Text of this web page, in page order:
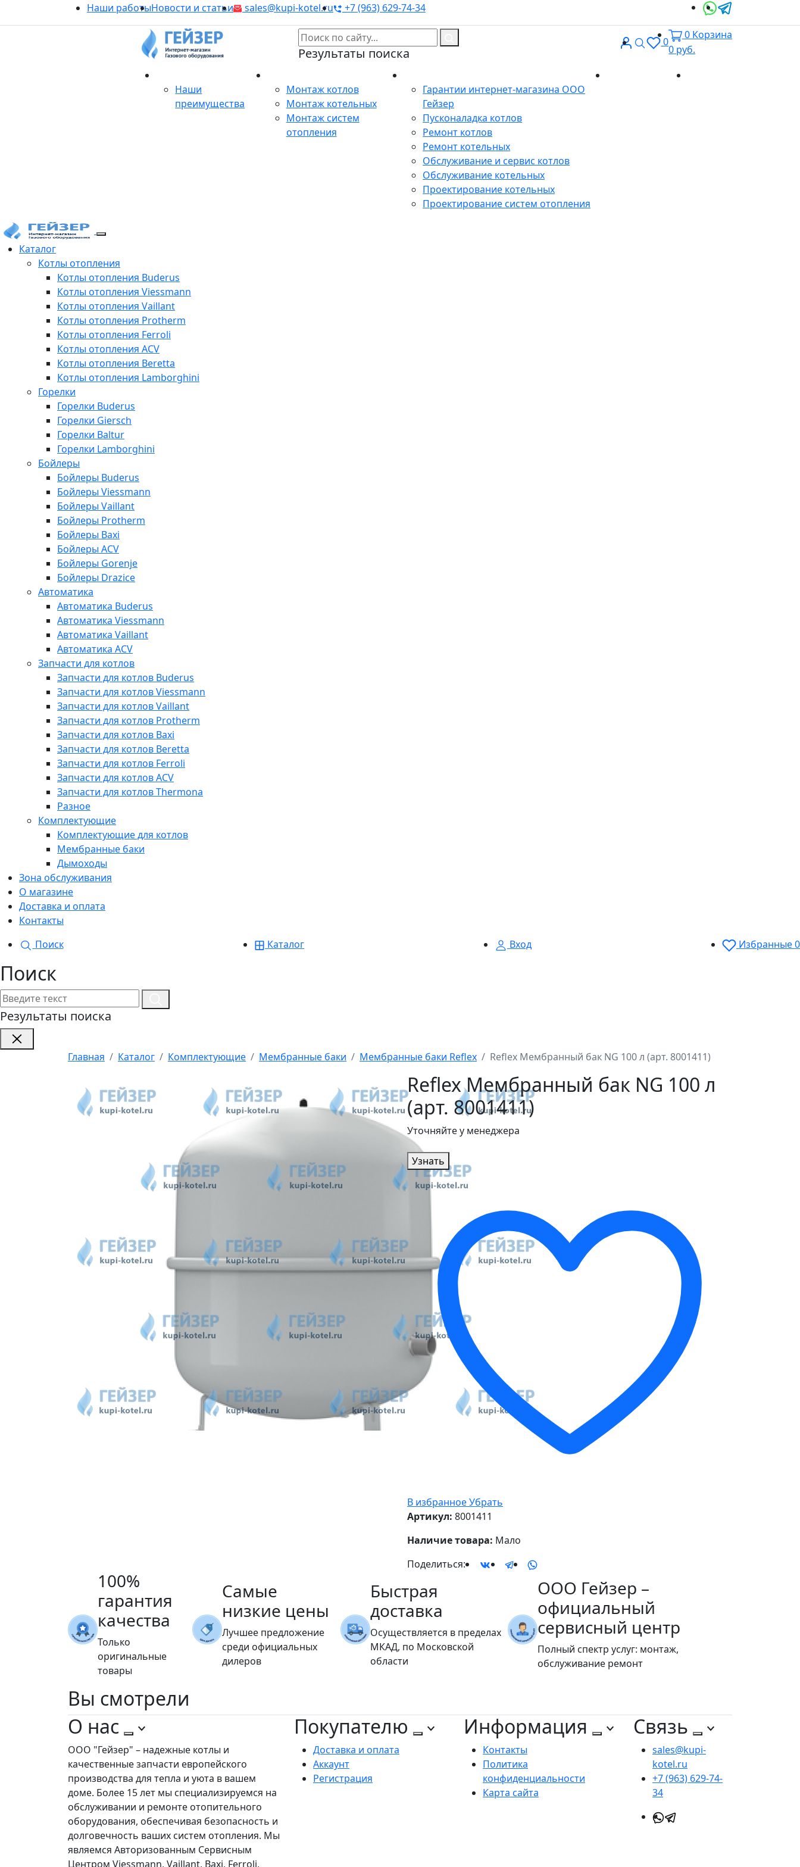
Наши работыНовости и статьи sales@kupi-kotel.ru +7 (963) 629-74-34
Результаты поиска
ВходПоиск
0
0 Корзина
0 руб.
Наши
преимущества
Монтаж котлов
Монтаж котельных
Монтаж систем
отопления
Гарантии интернет-магазина ООО
Гейзер
Пусконаладка котлов
Ремонт котлов
Ремонт котельных
Обслуживание и сервис котлов
Обслуживание котельных
Проектирование котельных
Проектирование систем отопления
Каталог
Котлы отопления
Котлы отопления Buderus
Котлы отопления Viessmann
Котлы отопления Vaillant
Котлы отопления Protherm
Котлы отопления Ferroli
Котлы отопления ACV
Котлы отопления Beretta
Котлы отопления Lamborghini
Горелки
Горелки Buderus
Горелки Giersch
Горелки Baltur
Горелки Lamborghini
Бойлеры
Бойлеры Buderus
Бойлеры Viessmann
Бойлеры Vaillant
Бойлеры Protherm
Бойлеры Baxi
Бойлеры ACV
Бойлеры Gorenje
Бойлеры Drazice
Автоматика
Автоматика Buderus
Автоматика Viessmann
Автоматика Vaillant
Автоматика ACV
Запчасти для котлов
Запчасти для котлов Buderus
Запчасти для котлов Viessmann
Запчасти для котлов Vaillant
Запчасти для котлов Protherm
Запчасти для котлов Baxi
Запчасти для котлов Beretta
Запчасти для котлов Ferroli
Запчасти для котлов ACV
Запчасти для котлов Thermona
Разное
Комплектующие
Комплектующие для котлов
Мембранные баки
Дымоходы
Зона обслуживания
О магазине
Доставка и оплата
Контакты
Поиск
Каталог Вход Избранные0
Поиск
Результаты поиска
Главная Каталог Комплектующие Мембранные баки Мембранные баки Reflex Reflex Мембранный бак NG 100 л (арт. 8001411)
Reflex Мембранный бак NG 100 л
(арт. 8001411)
Уточняйте у менеджера
Узнать
В избранноеУбрать
Артикул: 8001411
Наличие товара: Мало
Поделиться:
100%
гарантия
качества
Только
оригинальные
товары
Самые
низкие цены
Лучшее предложение
среди официальных
дилеров
Быстрая
доставка
Осуществляется в пределах
МКАД, по Московской
области
ООО Гейзер –
официальный
сервисный центр
Полный спектр услуг: монтаж,
обслуживание ремонт
Вы смотрели
О нас
ООО "Гейзер" – надежные котлы и
качественные запчасти европейского
производства для тепла и уюта в вашем
доме. Более 15 лет мы специализируемся на
обслуживании и ремонте отопительного
оборудования, обеспечивая безопасность и
долговечность ваших систем отопления. Мы
являемся Авторизованным Сервисным
Центром Viessmann, Vaillant, Baxi, Ferroli,
Покупателю
Доставка и оплата
Аккаунт
Регистрация
Информация
Контакты
Политика
конфиденциальности
Карта сайта
Связь
sales@kupi-
kotel.ru
+7 (963) 629-74-
34